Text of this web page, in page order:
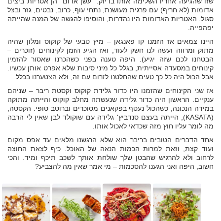
אדומות (לא חריף) עם פרגית מעושנת, נתחי עוף, כרוב, נבטים, גזר ובצל
סגול. האטריות האדומות היו נהדרות, והוסיפו להגשה של המנה שהייתה
יפהפייה.
היינו צמאים אז הזמנו קו פאנגאן – מיץ טבעי של קוקוס ומלון שהיה
מתוק ומרווה ועשה לנו חשק לעוד, ואז הגיע הזמן לקינוחים (זוכרים –
הבטחנו לכם שזה יגיע). היפה טענה בפני כשהכרנו שאסור להזמין
קינוחים במסעדה אסייתית, בגלל כל מיני סיבות שלא אפרט אותן עכשיו.
אבל הכול היה כל כך טעים שהחלטנו לזרום עם זה, ולא הצטערנו בכלל.
אז שני הקינוחים שהזמנו היו כדור גלידת קוקוס וקסטת ריבר – שניהם
ענקיים. הראשון היה כדור גלידה שנעשתה מחלב קוקוס והייתה מתוקה
במידה הנכונה, כשהכול נעטף בפקאנים מסוכרים וברוטב טופי. הקסטה,
(KASATA), הייתה בעצם סנדביץ' גלידה עם שוקולד לבן שאין לי הרבה
מה לומר עליו חוץ מזה שכדאי לאכול אותו.
אחד הדברים הטובים בריבר הוא שלא הרגשנו מלאים עד אפס מקום
ועוד קצת, וזאת למרות הכמות הנאה של האוכל. כיף לצאת החוצה
לרחוב ולא להרגיש שהבטן שלך שולחת אותך לשכב תיכף ומיד. והכי
חשוב, היפה ואני הגענו להסכמות – מי אמר שאין מה להצביע?